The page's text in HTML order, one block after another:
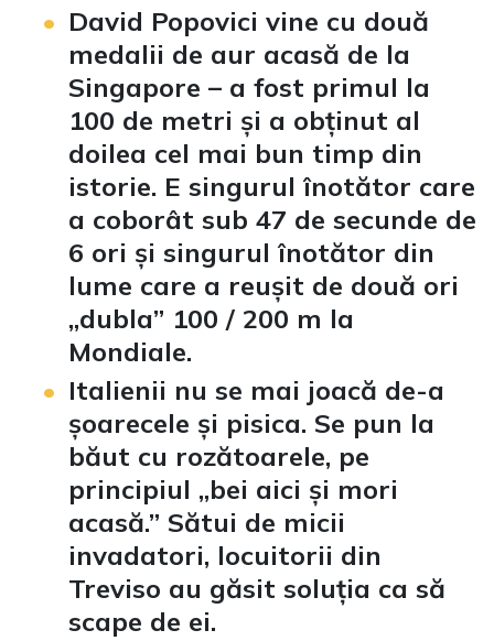
David Popovici vine cu două
medalii de aur acasă de la
Singapore – a fost primul la
100 de metri și a obținut al
doilea cel mai bun timp din
istorie. E singurul înotător care
a coborât sub 47 de secunde de
6 ori și singurul înotător din
lume care a reușit de două ori
„dubla” 100 / 200 m la
Mondiale.
Italienii nu se mai joacă de-a
șoarecele și pisica. Se pun la
băut cu rozătoarele, pe
principiul „bei aici și mori
acasă.” Sătui de micii
invadatori, locuitorii din
Treviso au găsit soluția ca să
scape de ei.